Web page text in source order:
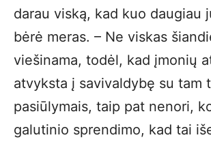
darau viską, kad kuo daugiau
bėrė meras. – Ne viskas
viešinama, todėl, kad įmonių
atvyksta į savivaldybę su tam
pasiūlymais, taip pat nenori,
galutinio sprendimo, kad tai